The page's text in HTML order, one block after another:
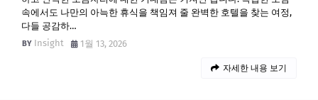
속에서도 나만의 아늑한 휴식을 책임져 줄 완벽한 호텔을 찾는 여정,
다들 공감하…
Insight
1월 13, 2026
자세한 내용 보기